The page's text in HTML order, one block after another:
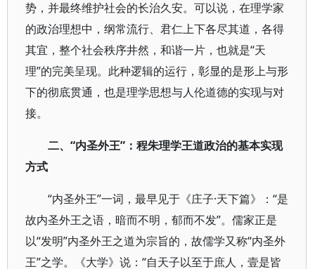
势，并最终维护社会的长治久安。可以说，在理学家
的政治理想中，纲常流行、君仁上下各尽其道，各得
其宜，整个社会秩序井然，和谐一片，也就是“天
理”的完美呈现。此种逻辑的运行，彰显的是形上与形
下的彻底贯通，也是理学思想与人伦道德的实现与对
接。
二、“内圣外王”：程朱理学王道政治的基本实现
方式
“内圣外王”一词，最早见于《庄子·天下篇》：“是
故内圣外王之语，暗而不明，郁而不发”。儒家正是
以“发明”内圣外王之道为宗旨的，故儒学又称“内圣外
王”之学。《大学》说：“自天子以至于庶人，壹是皆